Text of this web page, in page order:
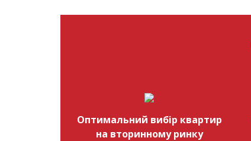
Оптимальний вибір квартир
на вторинному ринку